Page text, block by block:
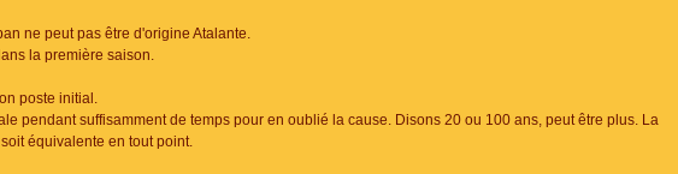
ne peut pas être d'origine Atalante.
la première saison.
poste initial.
pendant suffisamment de temps pour en oublié la cause. Disons 20 ou 100 ans, peut être plus. La
équivalente en tout point.